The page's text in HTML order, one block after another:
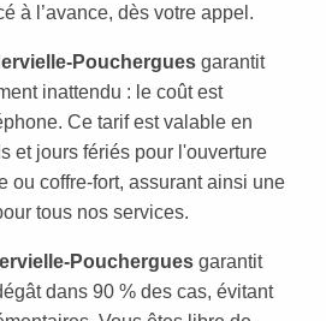
à l’avance, dès votre appel.
Pouchergues garantit
inattendu : le coût est
Ce tarif est valable en
et jours fériés pour l'ouverture
ou coffre-fort, assurant ainsi une
tous nos services.
Pouchergues garantit
dans 90 % des cas, évitant